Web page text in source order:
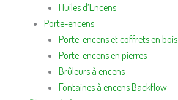
Huiles d’Encens
Porte-encens
Porte-encens et coffrets en bois
Porte-encens en pierres
Brûleurs à encens
Fontaines à encens Backflow